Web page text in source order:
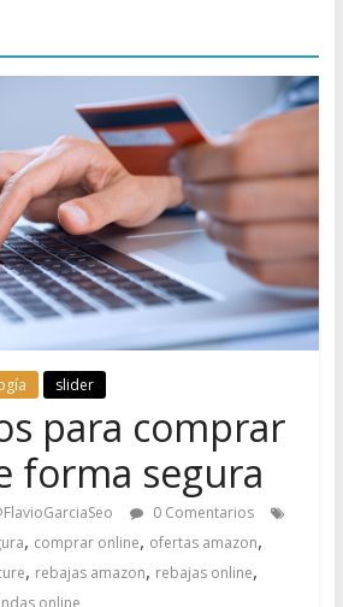
slider
para comprar
forma segura
0 Comentarios
, comprar online, ofertas amazon,
, rebajas amazon, rebajas online,
online